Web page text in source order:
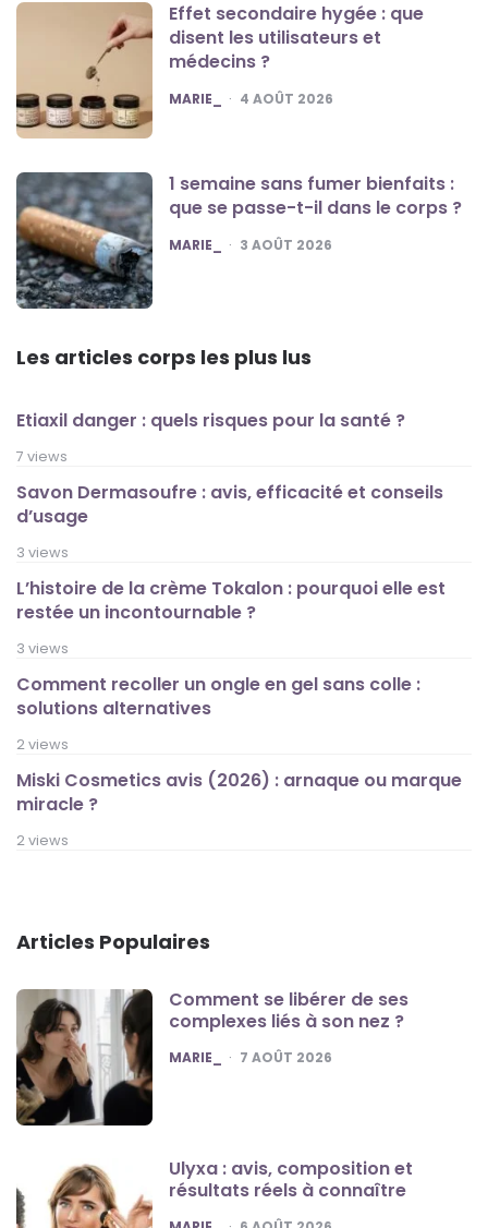
Effet secondaire hygée : que
disent les utilisateurs et
médecins ?
POSTED
MARIE_ 4 AOÛT 2026
1 semaine sans fumer bienfaits :
que se passe-t-il dans le corps ?
POSTED
MARIE_ 3 AOÛT 2026
Les articles corps les plus lus
Etiaxil danger : quels risques pour la santé ?
7 views
Savon Dermasoufre : avis, efficacité et conseils
d’usage
3 views
L’histoire de la crème Tokalon : pourquoi elle est
restée un incontournable ?
3 views
Comment recoller un ongle en gel sans colle :
solutions alternatives
2 views
Miski Cosmetics avis (2026) : arnaque ou marque
miracle ?
2 views
Articles Populaires
Comment se libérer de ses
complexes liés à son nez ?
POSTED
MARIE_ 7 AOÛT 2026
Ulyxa : avis, composition et
résultats réels à connaître
POSTED